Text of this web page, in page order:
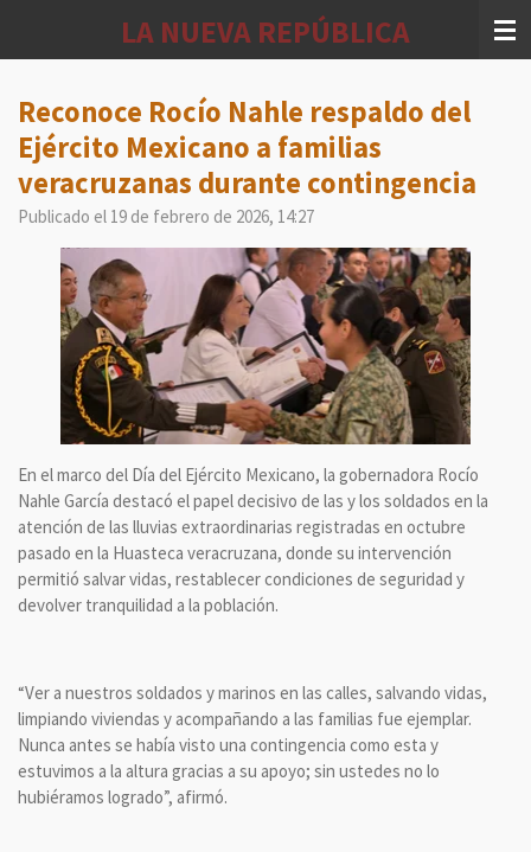
principal
LA NUEVA REPÚBLICA
Reconoce Rocío Nahle respaldo del
Ejército Mexicano a familias
veracruzanas durante contingencia
Publicado el 19 de febrero de 2026, 14:27
En el marco del Día del Ejército Mexicano, la gobernadora Rocío
Nahle García destacó el papel decisivo de las y los soldados en la
atención de las lluvias extraordinarias registradas en octubre
pasado en la Huasteca veracruzana, donde su intervención
permitió salvar vidas, restablecer condiciones de seguridad y
devolver tranquilidad a la población.
“Ver a nuestros soldados y marinos en las calles, salvando vidas,
limpiando viviendas y acompañando a las familias fue ejemplar.
Nunca antes se había visto una contingencia como esta y
estuvimos a la altura gracias a su apoyo; sin ustedes no lo
hubiéramos logrado”, afirmó.